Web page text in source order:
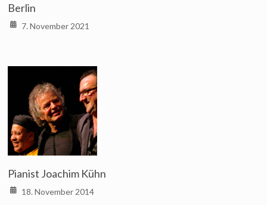
Berlin
7. November 2021
Pianist Joachim Kühn
18. November 2014